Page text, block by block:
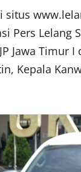
Pers
Jawa Timur
Kepala